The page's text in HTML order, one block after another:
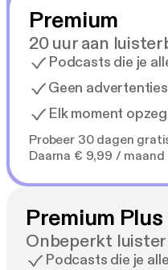
Premium
20 uur aan
Podcasts die je
Geen
Elk moment
Probeer 30 dagen
Daarna € 9,99 / maand
Premium Plus
Onbeperkt
Podcasts die je